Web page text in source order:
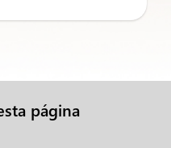
página